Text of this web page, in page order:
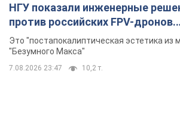
НГУ показали инженерные
против российских FPV-дронов.
Фото
Это "постапокалиптическая эстетика из
"Безумного Макса"
7.08.2026 23:47 10,2 т.